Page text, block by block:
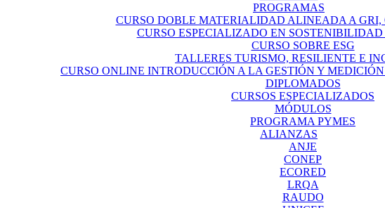
PROGRAMAS
CURSO DOBLE MATERIALIDAD ALINEADA A GRI,
CURSO ESPECIALIZADO EN
CURSO SOBRE ESG
TALLERES TURISMO, RESILIENTE E
CURSO ONLINE INTRODUCCIÓN A LA GESTIÓN Y
DIPLOMADOS
CURSOS ESPECIALIZADOS
MÓDULOS
PROGRAMA PYMES
ALIANZAS
ANJE
CONEP
ECORED
LRQA
RAUDO